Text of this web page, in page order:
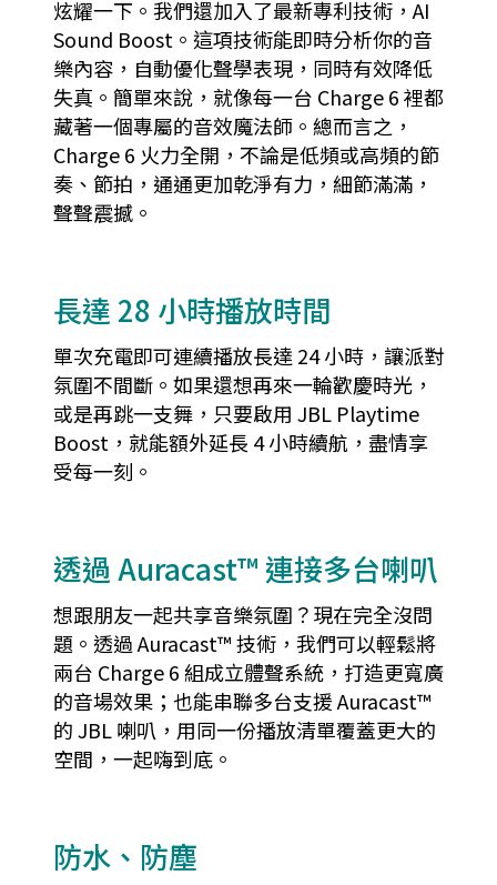
炫耀一下。我們還加入了最新專利技術，AI
Sound Boost。這項技術能即時分析你的音
樂內容，自動優化聲學表現，同時有效降低
失真。簡單來說，就像每一台 Charge 6 裡都
藏著一個專屬的音效魔法師。總而言之，
Charge 6 火力全開，不論是低頻或高頻的節
奏、節拍，通通更加乾淨有力，細節滿滿，
聲聲震撼。
長達 28 小時播放時間
單次充電即可連續播放長達 24 小時，讓派對
氛圍不間斷。如果還想再來一輪歡慶時光，
或是再跳一支舞，只要啟用 JBL Playtime
Boost，就能額外延長 4 小時續航，盡情享
受每一刻。
透過 Auracast™ 連接多台喇叭
想跟朋友一起共享音樂氛圍？現在完全沒問
題。透過 Auracast™ 技術，我們可以輕鬆將
兩台 Charge 6 組成立體聲系統，打造更寬廣
的音場效果；也能串聯多台支援 Auracast™
的 JBL 喇叭，用同一份播放清單覆蓋更大的
空間，一起嗨到底。
防水、防塵